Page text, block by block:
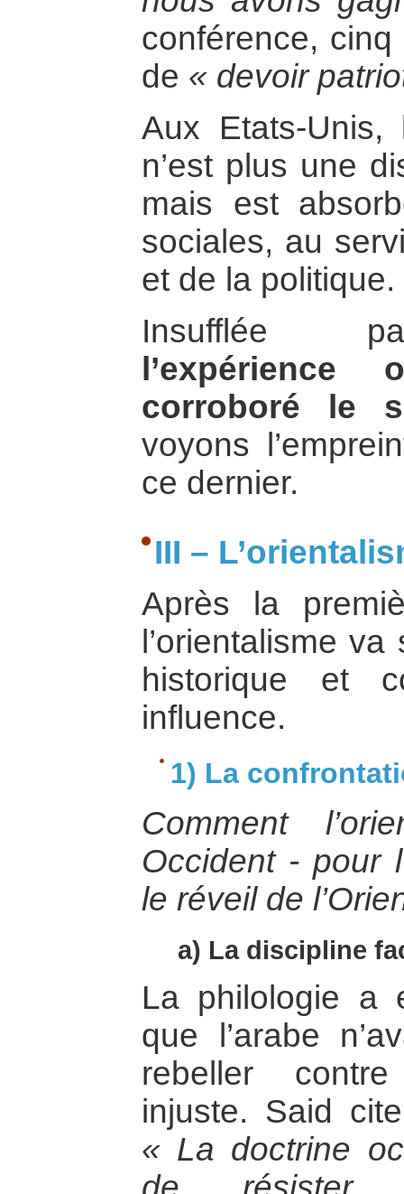
conférence,
de « devoir
Aux Etats-Unis,
n’est plus une
mais est
sociales, au
et de la politique.
Insufflée
corroboré le
voyons
ce dernier.
III –
Après la
l’orientalisme
historique et
influence.
1) La
Comment
Occident - pour
le réveil de
a) La discipline
La philologie a
que l’arabe
rebeller
injuste. Said
« La doctrine